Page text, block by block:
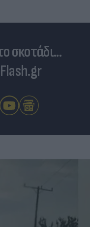
σκοτάδι...